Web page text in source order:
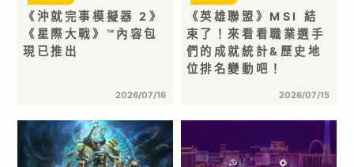
《沖就完事模擬器 2》
《星際大戰》™內容包
現已推出
2026/07/16
《英雄聯盟》MSI 結
束了！來看看職業選手
們的成就統計&歷史地
位排名變動吧！
2026/07/15